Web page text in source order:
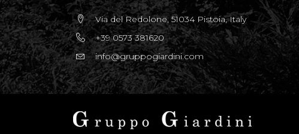
Via del Redolone, 51034 Pistoia, Italy
+39 0573 381620
info@gruppogiardini.com